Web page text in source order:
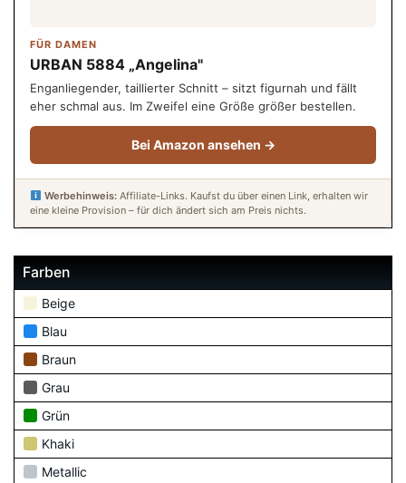
FÜR DAMEN
URBAN 5884 „Angelina"
Enganliegender, taillierter Schnitt – sitzt figurnah und fällt
eher schmal aus. Im Zweifel eine Größe größer bestellen.
Bei Amazon ansehen →
Werbehinweis:Affiliate-Links. Kaufst du über einen Link, erhalten wir
eine kleine Provision – für dich ändert sich am Preis nichts.
Farben
Beige
Blau
Braun
Grau
Grün
Khaki
Metallic